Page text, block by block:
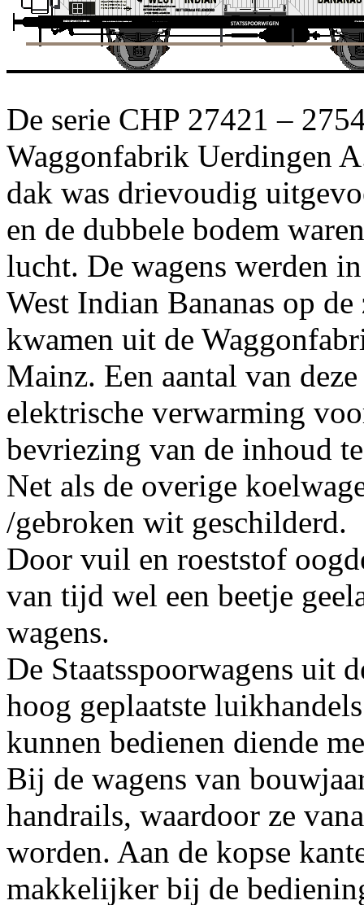
De serie CHP 27421 –
Waggonfabrik Uerdingen
dak was drievoudig
en de dubbele bodem
lucht. De wagens werden
West Indian Bananas op
kwamen uit de
Mainz. Een aantal van
elektrische verwarming
bevriezing van de inhoud
Net als de overige
/gebroken wit geschilderd.
Door vuil en roeststof
van tijd wel een beetje
wagens.
De Staatsspoorwagens uit
hoog geplaatste
kunnen bedienen diende
Bij de wagens van
handrails, waardoor ze
worden. Aan de kopse
makkelijker bij de